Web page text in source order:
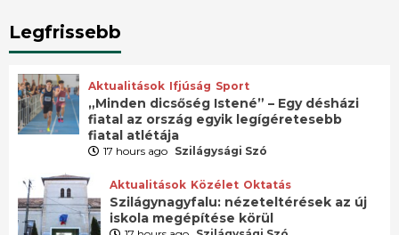
Legfrissebb
Aktualitások Ifjúság Sport
„Minden dicsőség Istené” – Egy désházi
fiatal az ország egyik legígéretesebb
fiatal atlétája
17 hours ago Szilágysági Szó
Aktualitások Közélet Oktatás
Szilágynagyfalu: nézeteltérések az új
iskola megépítése körül